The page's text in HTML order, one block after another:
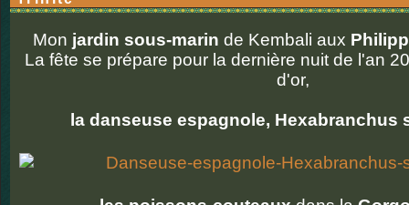
Mon jardin sous-marin de Kembali aux
La fête se prépare pour la dernière nuit de l'an
d'or,
la danseuse espagnole, Hexabranchus